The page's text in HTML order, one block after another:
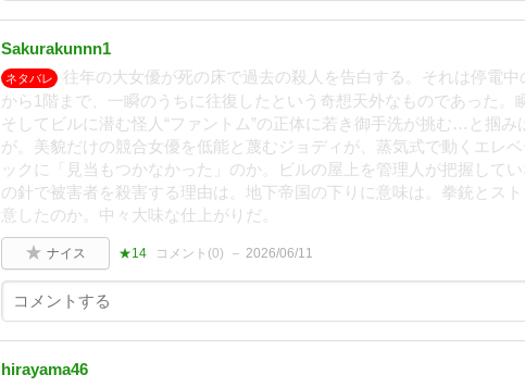
Sakurakunnn1
ネタバレ
往年の大女優が死の床で過去の殺人を告白する。それは停電中
から1階まで、一瞬のうちに往復したという奇想天外なものであった。
そしてビルに潜む怪人“ファントム”の正体に若き御手洗が挑む…と掴み
が。美貌だけの競合女優を低能と蔑むジョディが、蒸気式で動くエレ
ックに「見当もつかなかった」のか。ビルの屋上を管理人が把握して
の針で被害者を殺害する理由は。地下帝国の下りに意味は。拳銃とス
意したのか。中々大味な仕上がりだ。
ナイス ★14 コメント(0) 2026/06/11
hirayama46